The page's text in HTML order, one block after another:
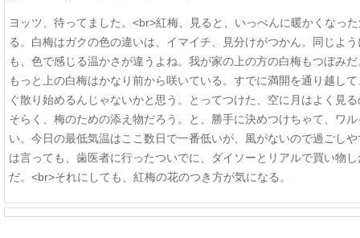
ヨッツ、待ってました。<br>紅梅、見ると、いっぺんに暖かくなっ
る。白梅はガクの色の違いは、イマイチ、見分けがつかん。同じよ
も、色で感じる温かさが違うよね。我が家の上の方の白梅もつぼみ
もっと上の白梅はかなり前から咲いている。すでに満開を通り越し
ぐ散り始めるんじゃないかと思う。とってつけた、空に月はよく見
そらく、梅のための添え物だろう。と、勝手に決めつけちゃて、ワ
い。今日の最低気温はここ数日で一番低いが、風がないので過ごし
は言っても、歯医者に行ったついでに、ダイソーとリアルで買い物
だ。<br>それにしても、紅梅の花のつき方が気になる。